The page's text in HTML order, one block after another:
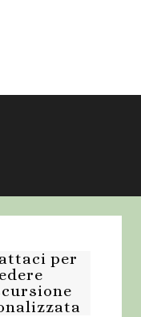
per